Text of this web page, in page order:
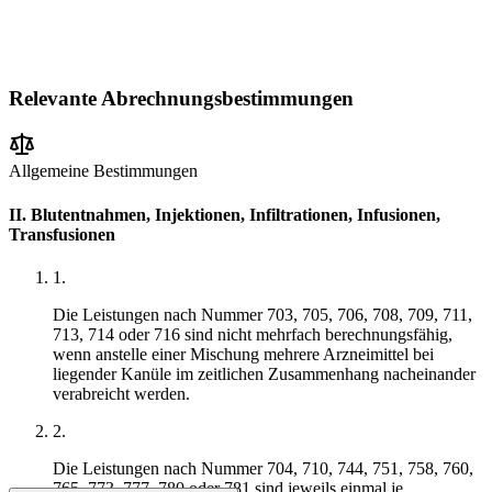
Relevante Abrechnungsbestimmungen
Allgemeine Bestimmungen
II. Blutentnahmen, Injektionen, Infiltrationen, Infusionen,
Transfusionen
1 .
Die Leistungen nach Nummer 703, 705, 706, 708, 709, 711,
713, 714 oder 716 sind nicht mehrfach berechnungsfähig,
wenn anstelle einer Mischung mehrere Arzneimittel bei
liegender Kanüle im zeitlichen Zusammenhang nacheinander
verabreicht werden.
2.
Die Leistungen nach Nummer 704, 710, 744, 751, 758, 760,
765, 773, 777, 780 oder 781 sind jeweils einmal je